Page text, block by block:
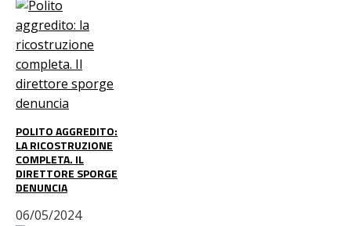
POLITO AGGREDITO:
LA RICOSTRUZIONE
COMPLETA. IL
DIRETTORE SPORGE
DENUNCIA
06/05/2024